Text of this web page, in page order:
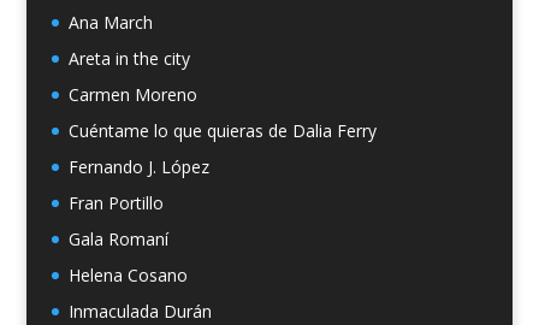
Ana March
Areta in the city
Carmen Moreno
Cuéntame lo que quieras de Dalia Ferry
Fernando J. López
Fran Portillo
Gala Romaní
Helena Cosano
Inmaculada Durán